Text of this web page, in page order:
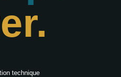
technique